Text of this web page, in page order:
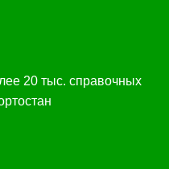
20 тыс. справочных